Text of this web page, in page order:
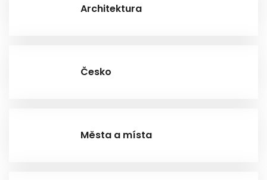
Architektura
Česko
Města a místa